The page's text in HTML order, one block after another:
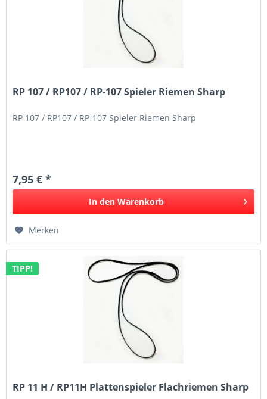
RP 107 / RP107 / RP-107 Spieler Riemen Sharp
RP 107 / RP107 / RP-107 Spieler Riemen Sharp
7,95 € *
In den Warenkorb
Merken
TIPP!
RP 11 H / RP11H Plattenspieler Flachriemen Sharp